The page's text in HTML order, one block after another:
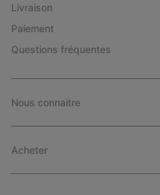
Livraison
Paiement
Questions fréquentes
Nous connaitre
Acheter